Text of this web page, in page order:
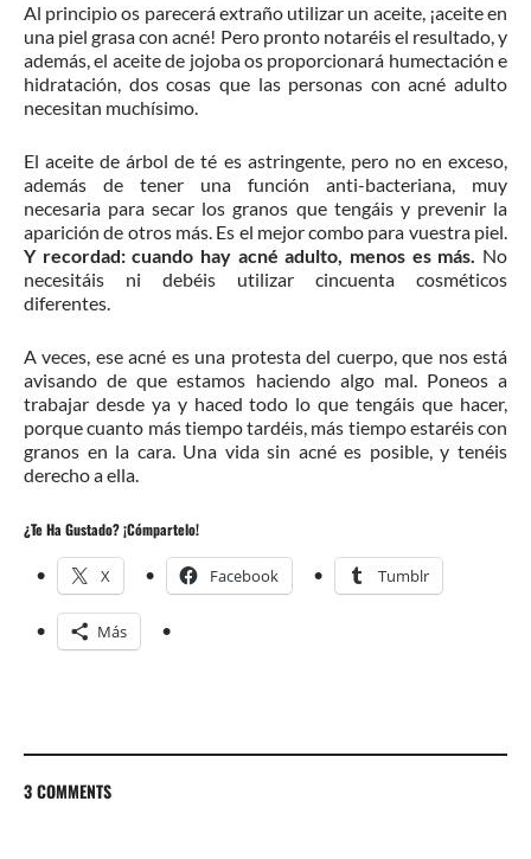
Al principio os parecerá extraño utilizar un aceite, ¡aceite en
una piel grasa con acné! Pero pronto notaréis el resultado, y
además, el aceite de jojoba os proporcionará humectación e
hidratación, dos cosas que las personas con acné adulto
necesitan muchísimo.
El aceite de árbol de té es astringente, pero no en exceso,
además de tener una función anti-bacteriana, muy
necesaria para secar los granos que tengáis y prevenir la
aparición de otros más. Es el mejor combo para vuestra piel.
Y recordad: cuando hay acné adulto, menos es más. No
necesitáis ni debéis utilizar cincuenta cosméticos
diferentes.
A veces, ese acné es una protesta del cuerpo, que nos está
avisando de que estamos haciendo algo mal. Poneos a
trabajar desde ya y haced todo lo que tengáis que hacer,
porque cuanto más tiempo tardéis, más tiempo estaréis con
granos en la cara. Una vida sin acné es posible, y tenéis
derecho a ella.
¿Te Ha Gustado? ¡Cómpartelo!
X Facebook Tumblr
Más
3 COMMENTS